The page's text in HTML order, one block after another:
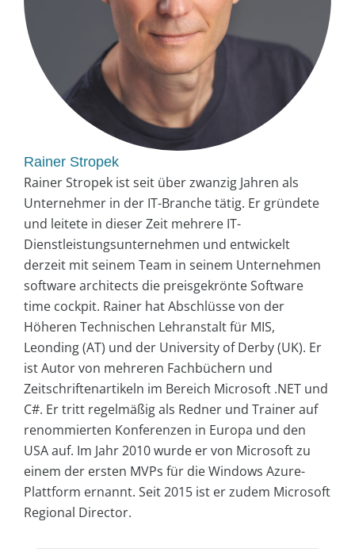
Rainer Stropek
Rainer Stropek ist seit über zwanzig Jahren als
Unternehmer in der IT-Branche tätig. Er gründete
und leitete in dieser Zeit mehrere IT-
Dienstleistungsunternehmen und entwickelt
derzeit mit seinem Team in seinem Unternehmen
software architects die preisgekrönte Software
time cockpit. Rainer hat Abschlüsse von der
Höheren Technischen Lehranstalt für MIS,
Leonding (AT) und der University of Derby (UK). Er
ist Autor von mehreren Fachbüchern und
Zeitschriftenartikeln im Bereich Microsoft .NET und
C#. Er tritt regelmäßig als Redner und Trainer auf
renommierten Konferenzen in Europa und den
USA auf. Im Jahr 2010 wurde er von Microsoft zu
einem der ersten MVPs für die Windows Azure-
Plattform ernannt. Seit 2015 ist er zudem Microsoft
Regional Director.